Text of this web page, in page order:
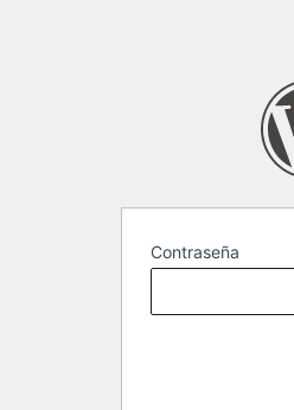
Contraseña